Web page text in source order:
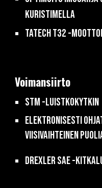
kuristimella
Tatech T32 -
Voimansiirto
stm -luistkokytkin
Elektronisesti
viisivaihteinen
drexler sae -